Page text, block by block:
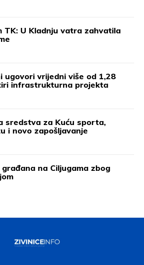
TK: U Kladnju vatra zahvatila
ugovori vrijedni više od 1,28
infrastrukturna projekta
sredstva za Kuću sporta,
i novo zapošljavanje
na Ciljugama zbog